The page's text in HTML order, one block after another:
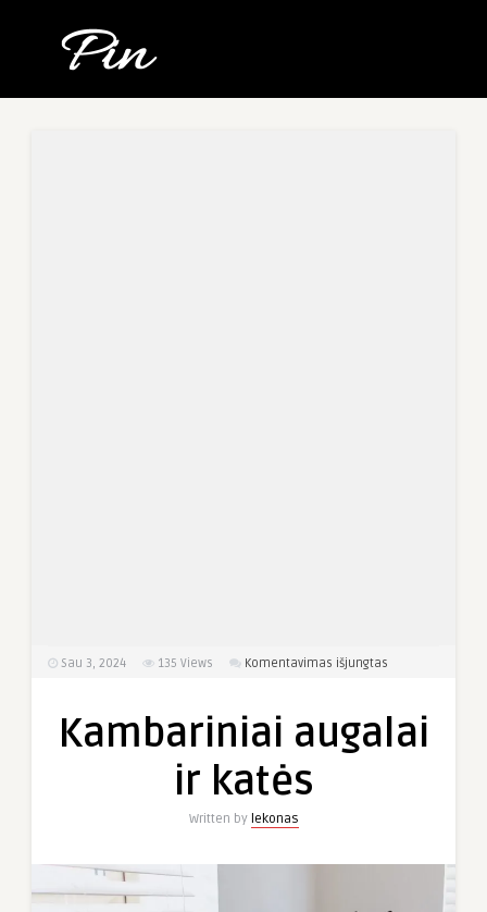
Sau 3, 2024 135 Views Komentavimas išjungtas
Kambariniai augalai
ir katės
Written by lekonas